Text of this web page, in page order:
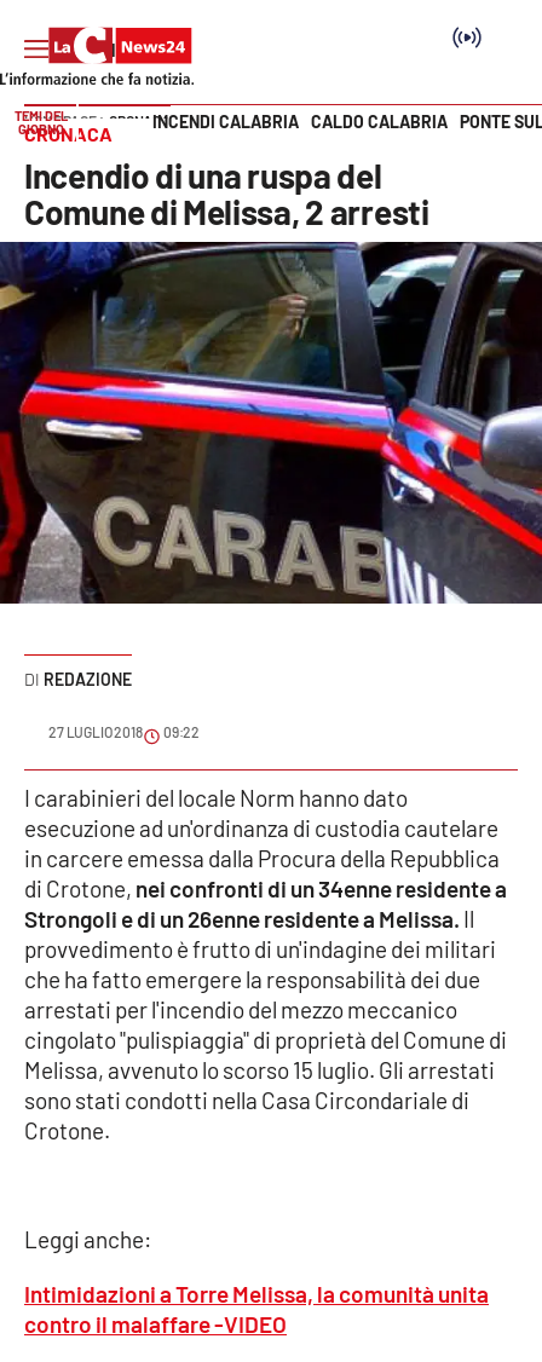
Cronaca
Politica
Attualità
Economia e lavoro
Italia Mondo
Sanità
Cultura
Podcast
Meteo
Editoriali
VIDEO
Ambiente
Cronaca
Cultura
Politica
Sanità
Vai
TEMI DEL
GIORNO
INCENDI CALABRIA CALDO CALABRIA PONTE
HOME PAGE CRONACA
CRONACA
Incendio di una ruspa del
Comune di Melissa, 2 arresti
REDAZIONE
27 LUGLIO 2018 09:22
I carabinieri del locale Norm hanno dato
esecuzione ad un'ordinanza di custodia cautelare
in carcere emessa dalla Procura della Repubblica
di Crotone, nei confronti di un 34enne residente a
Strongoli e di un 26enne residente a Melissa. Il
provvedimento è frutto di un'indagine dei militari
che ha fatto emergere la responsabilità dei due
arrestati per l'incendio del mezzo meccanico
cingolato "pulispiaggia" di proprietà del Comune di
Melissa, avvenuto lo scorso 15 luglio. Gli arrestati
sono stati condotti nella Casa Circondariale di
Crotone.
Leggi anche:
Intimidazioni a Torre Melissa, la comunità unita
contro il malaffare -VIDEO